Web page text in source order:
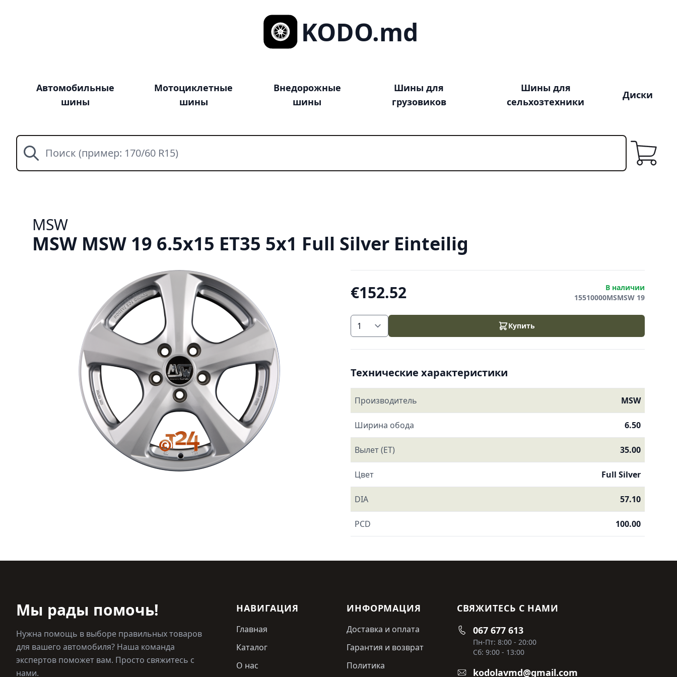
KODO.md
Автомобильные
шины
Мотоциклетные
шины
Внедорожные
шины
Шины для
грузовиков
Шины для
сельхозтехники
Диски
Поиск
Корзина
MSW
MSW MSW 19 6.5x15 ET35 5x1 Full Silver Einteilig
€152.52
В наличии
15510000MSMSW 19
Купить
Технические характеристики
Производитель MSW
Ширина обода 6.50
Вылет (ET) 35.00
Цвет Full Silver
DIA 57.10
PCD 100.00
Мы рады помочь!
Нужна помощь в выборе правильных товаров
для вашего автомобиля? Наша команда
экспертов поможет вам. Просто свяжитесь с
нами.
НАВИГАЦИЯ
Главная
Каталог
О нас
ИНФОРМАЦИЯ
Доставка и оплата
Гарантия и возврат
Политика
СВЯЖИТЕСЬ С НАМИ
067 677 613
Пн-Пт: 8:00 - 20:00
Сб: 9:00 - 13:00
kodolavmd@gmail.com